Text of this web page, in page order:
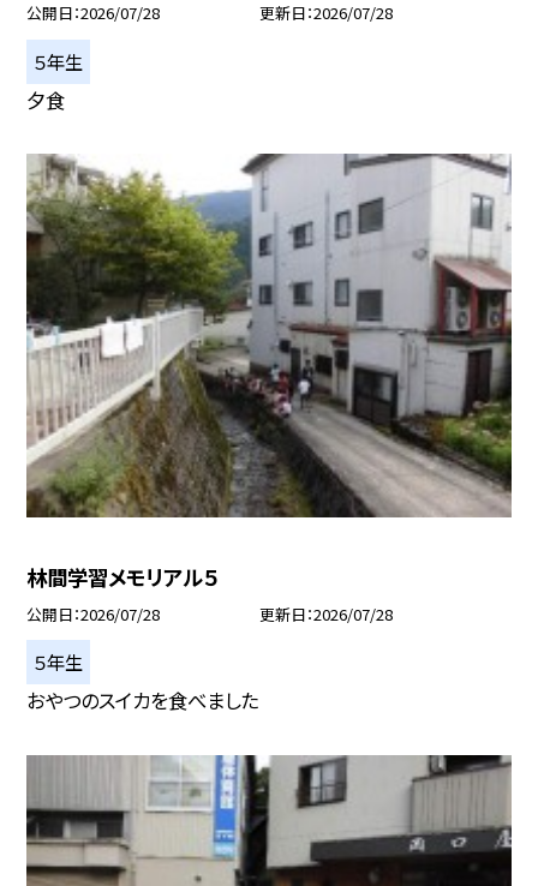
公開日 2026/07/28 更新日 2026/07/28
５年生
夕食
林間学習メモリアル５
公開日 2026/07/28 更新日 2026/07/28
５年生
おやつのスイカを食べました